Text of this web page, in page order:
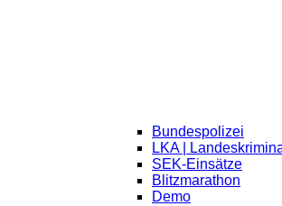
Bundespolizei
LKA |
SEK-Einsätze
Blitzmarathon
Demo